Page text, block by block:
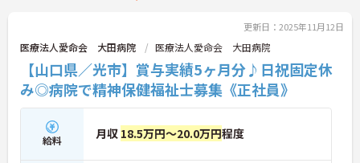
更新日：2025年11月12日
医療法人愛命会 大田病院 医療法人愛命会 大田病院
【山口県／光市】賞与実績5ヶ月分♪日祝固定休
み◎病院で精神保健福祉士募集《正社員》
給料 月収 18.5万円～20.0万円程度